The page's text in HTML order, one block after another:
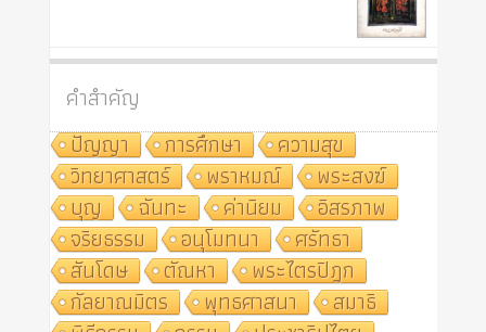
คำสำคัญ
ปัญญา
การศึกษา
ความสุข
วิทยาศาสตร์
พราหมณ์
พระสงฆ์
บุญ
ฉันทะ ค่านิยม
อิสรภาพ
จริยธรรม
อนุโมทนา
ศรัทธา
สันโดษ
ตัณหา
พระไตรปิฎก
กัลยาณมิตร
พุทธศาสนา
สมาธิ